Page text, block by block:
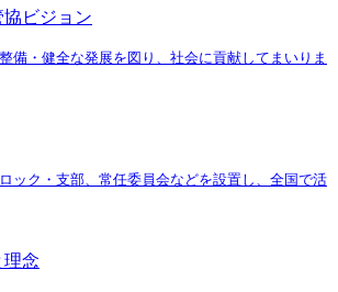
ビジョン
備・健全な発展を図り、社会に貢献してまいりま
ック・支部、常任委員会などを設置し、全国で活
理念